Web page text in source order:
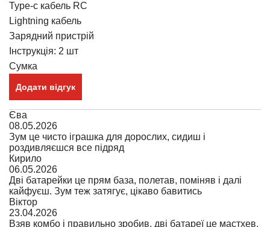
Type-c кабель RC
Lightning кабель
Зарядний пристрій
Інструкція: 2 шт
Сумка
Додати відгук
Єва
08.05.2026
Зум це чисто іграшка для дорослих, сидиш і
роздивляєшся все підряд
Кирило
06.05.2026
Дві батарейки це прям база, полетав, поміняв і далі
кайфуєш. Зум теж затягує, цікаво бавитись
Віктор
23.04.2026
Взяв комбо і правильно зробив, дві батареї це мастхев.